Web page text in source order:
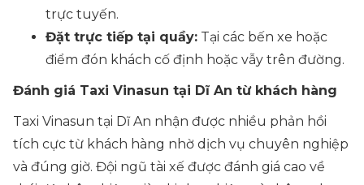
trực tuyến.
Đặt trực tiếp tại quầy: Tại các bến xe hoặc
điểm đón khách cố định hoặc vẫy trên đường.
Đánh giá Taxi Vinasun tại Dĩ An từ khách hàng
Taxi Vinasun tại Dĩ An nhận được nhiều phản hồi
tích cực từ khách hàng nhờ dịch vụ chuyên nghiệp
và đúng giờ. Đội ngũ tài xế được đánh giá cao về